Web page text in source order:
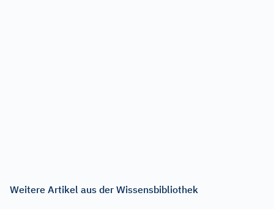
Weitere Artikel aus der Wissensbibliothek